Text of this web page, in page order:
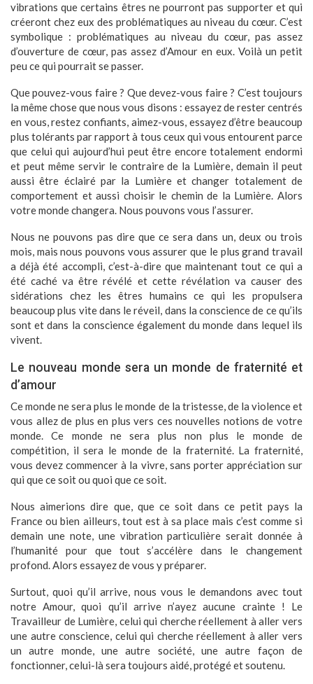
vibrations que certains êtres ne pourront pas supporter et qui
créeront chez eux des problématiques au niveau du cœur. C’est
symbolique : problématiques au niveau du cœur, pas assez
d’ouverture de cœur, pas assez d’Amour en eux. Voilà un petit
peu ce qui pourrait se passer.
Que pouvez-vous faire ? Que devez-vous faire ? C’est toujours
la même chose que nous vous disons : essayez de rester centrés
en vous, restez confiants, aimez-vous, essayez d’être beaucoup
plus tolérants par rapport à tous ceux qui vous entourent parce
que celui qui aujourd’hui peut être encore totalement endormi
et peut même servir le contraire de la Lumière, demain il peut
aussi être éclairé par la Lumière et changer totalement de
comportement et aussi choisir le chemin de la Lumière. Alors
votre monde changera. Nous pouvons vous l’assurer.
Nous ne pouvons pas dire que ce sera dans un, deux ou trois
mois, mais nous pouvons vous assurer que le plus grand travail
a déjà été accompli, c’est-à-dire que maintenant tout ce qui a
été caché va être révélé et cette révélation va causer des
sidérations chez les êtres humains ce qui les propulsera
beaucoup plus vite dans le réveil, dans la conscience de ce qu’ils
sont et dans la conscience également du monde dans lequel ils
vivent.
Le nouveau monde sera un monde de fraternité et
d’amour
Ce monde ne sera plus le monde de la tristesse, de la violence et
vous allez de plus en plus vers ces nouvelles notions de votre
monde. Ce monde ne sera plus non plus le monde de
compétition, il sera le monde de la fraternité. La fraternité,
vous devez commencer à la vivre, sans porter appréciation sur
qui que ce soit ou quoi que ce soit.
Nous aimerions dire que, que ce soit dans ce petit pays la
France ou bien ailleurs, tout est à sa place mais c’est comme si
demain une note, une vibration particulière serait donnée à
l’humanité pour que tout s’accélère dans le changement
profond. Alors essayez de vous y préparer.
Surtout, quoi qu’il arrive, nous vous le demandons avec tout
notre Amour, quoi qu’il arrive n’ayez aucune crainte ! Le
Travailleur de Lumière, celui qui cherche réellement à aller vers
une autre conscience, celui qui cherche réellement à aller vers
un autre monde, une autre société, une autre façon de
fonctionner, celui-là sera toujours aidé, protégé et soutenu.